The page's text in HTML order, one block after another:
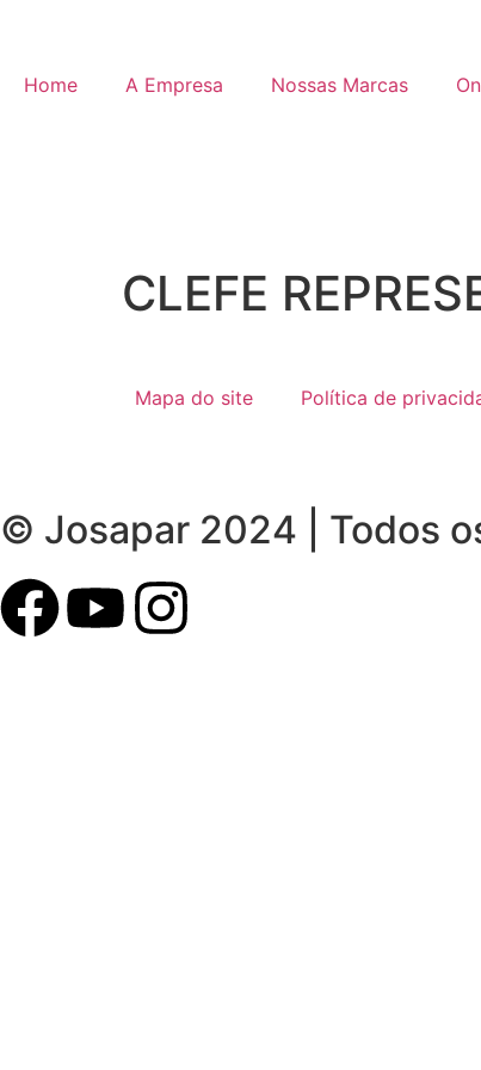
Home A Empresa Nossas Marcas
CLEFE
Mapa do site Política de
© Josapar 2024 | Todos